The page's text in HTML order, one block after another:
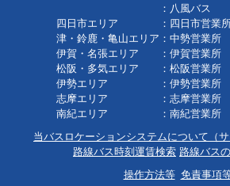
：八風バス 0594-
四日市エリア ：四日市営業所
津・鈴鹿・亀山エリア：中勢営業
伊賀・名張エリア ：伊賀営業所
松阪・多気エリア ：松阪営業所
伊勢エリア ：伊勢営業所
志摩エリア ：志摩営業所
南紀エリア ：南紀営業所
当バスロケーションシステムについて（サ
路線バス時刻運賃検索 路線バス
操作方法等 免責事項